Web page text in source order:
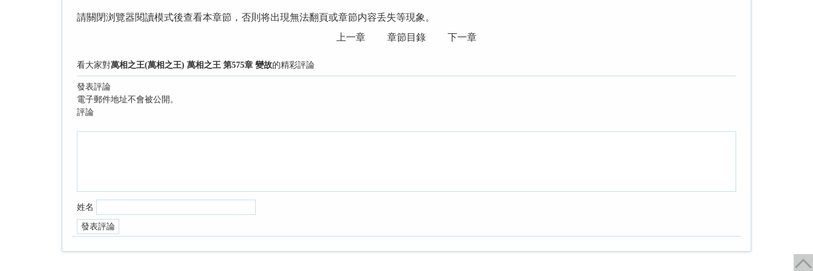
請關閉浏覽器閱讀模式後查看本章節，否則将出現無法翻頁或章節内容丢失等現象。
上一章
章節目錄 下一章
看大家對萬相之王(萬相之王) 萬相之王 第575章 變故的精彩評論
發表評論
電子郵件地址不會被公開。
評論
姓名